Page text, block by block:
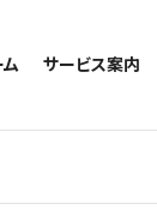
ム
のリフォーム
のリフォーム
サービス案内
相談室・よく